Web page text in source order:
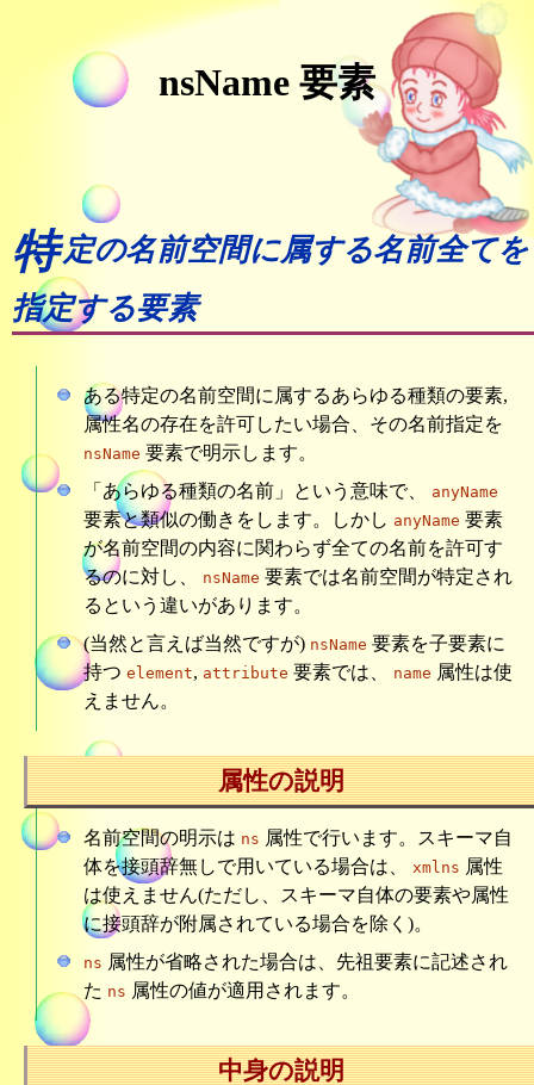
nsName 要素
特定の名前空間に属する名前全てを
指定する要素
ある特定の名前空間に属するあらゆる種類の要素,
属性名の存在を許可したい場合、その名前指定を
nsName 要素で明示します。
「あらゆる種類の名前」という意味で、
anyName
要素と類似の働きをします。しかし anyName 要素
が名前空間の内容に関わらず全ての名前を許可す
るのに対し、
nsName 要素では名前空間が特定され
るという違いがあります。
(当然と言えば当然ですが) nsName 要素を子要素に
持つ element, attribute 要素では、 name 属性は使
えません。
属性の説明
名前空間の明示は ns 属性で行います。スキーマ自
体を接頭辞無しで用いている場合は、
xmlns 属性
は使えません(ただし、スキーマ自体の要素や属性
に接頭辞が附属されている場合を除く)。
ns 属性が省略された場合は、先祖要素に記述され
た ns 属性の値が適用されます。
中身の説明